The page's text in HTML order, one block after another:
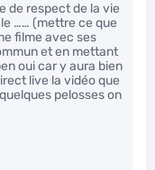
de respect de la vie
…… (mettre ce que
filme avec ses
et en mettant
oui car y aura bien
live la vidéo que
pelosses on